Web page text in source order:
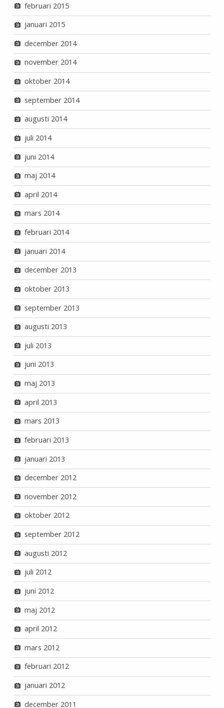
februari 2015
januari 2015
december 2014
november 2014
oktober 2014
september 2014
augusti 2014
juli 2014
juni 2014
maj 2014
april 2014
mars 2014
februari 2014
januari 2014
december 2013
oktober 2013
september 2013
augusti 2013
juli 2013
juni 2013
maj 2013
april 2013
mars 2013
februari 2013
januari 2013
december 2012
november 2012
oktober 2012
september 2012
augusti 2012
juli 2012
juni 2012
maj 2012
april 2012
mars 2012
februari 2012
januari 2012
december 2011